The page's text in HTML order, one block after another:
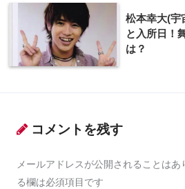
松本幸大(宇
と入所日！
は？
コメントを残す
メールアドレスが公開されることはあ
る欄は必須項目です